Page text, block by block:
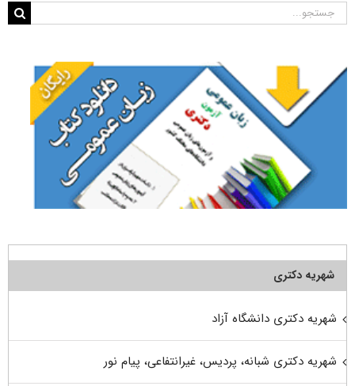
جستجو
شهریه دکتری
شهریه دکتری دانشگاه آزاد
شهریه دکتری شبانه، پردیس، غیرانتفاعی، پیام نور